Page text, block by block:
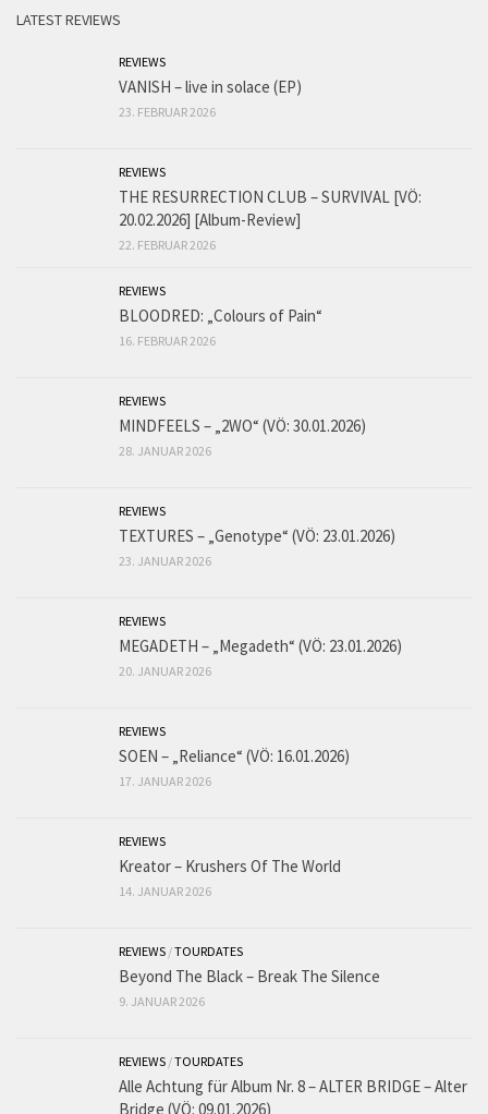
LATEST REVIEWS
REVIEWS
VANISH – live in solace (EP)
23. FEBRUAR 2026
REVIEWS
THE RESURRECTION CLUB – SURVIVAL [VÖ:
20.02.2026] [Album-Review]
22. FEBRUAR 2026
REVIEWS
BLOODRED: „Colours of Pain“
16. FEBRUAR 2026
REVIEWS
MINDFEELS – „2WO“ (VÖ: 30.01.2026)
28. JANUAR 2026
REVIEWS
TEXTURES – „Genotype“ (VÖ: 23.01.2026)
23. JANUAR 2026
REVIEWS
MEGADETH – „Megadeth“ (VÖ: 23.01.2026)
20. JANUAR 2026
REVIEWS
SOEN – „Reliance“ (VÖ: 16.01.2026)
17. JANUAR 2026
REVIEWS
Kreator – Krushers Of The World
14. JANUAR 2026
REVIEWS /TOURDATES
Beyond The Black – Break The Silence
9. JANUAR 2026
REVIEWS /TOURDATES
Alle Achtung für Album Nr. 8 – ALTER BRIDGE – Alter
Bridge (VÖ: 09.01.2026)